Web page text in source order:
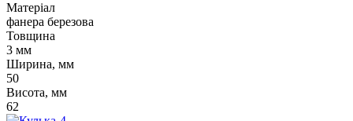
Матеріал
фанера березова
Товщина
3 мм
Ширина, мм
50
Висота, мм
62